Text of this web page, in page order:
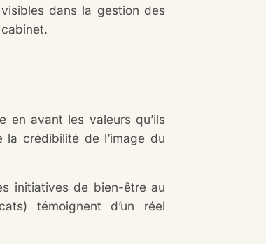
dans la gestion des
en avant les valeurs qu’ils
crédibilité de l’image du
initiatives de bien-être au
témoignent d’un réel